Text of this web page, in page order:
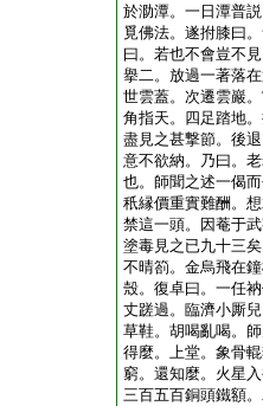
於泐潭。一日潭普
覓佛法。遂拊膝曰
曰。若也不會豈不
擧二。放過一著落
世雲蓋。次遷雲巖
角指天。四足踏地
盡見之甚撃節。後
意不欲納。乃曰。
也。師聞之述一偈
秖縁價重實難酬。
禁這一頭。因菴于
塗毒見之已九十三
不晴箚。金烏飛在
殼。復卓曰。一任
丈蹉過。臨濟小厮
草鞋。胡喝亂喝。
得麼。上堂。象骨
窮。還知麼。火星
三百五百銅頭鐵額